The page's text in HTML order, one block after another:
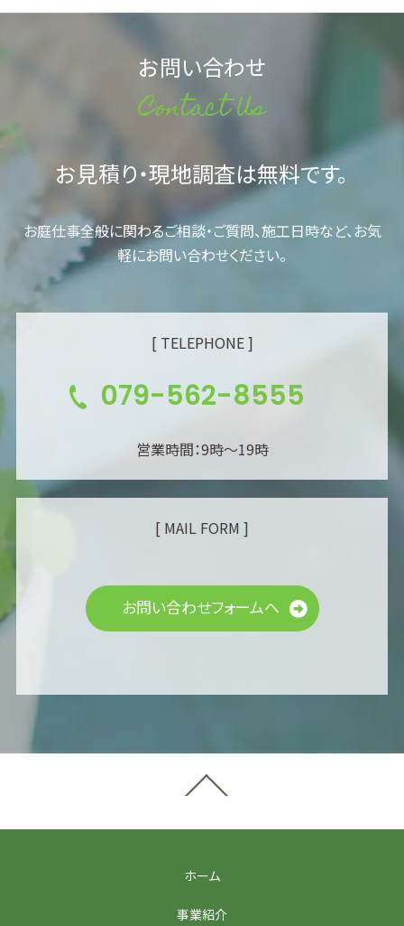
お問い合わせ
Contact Us
お見積り・現地調査は無料です。
お庭仕事全般に関わるご相談・ご質問、施工日時など、お気
軽にお問い合わせください。
[ TELEPHONE ]
079-562-8555
営業時間：9時～19時
[ MAIL FORM ]
お問い合わせフォームへ
ホーム
事業紹介